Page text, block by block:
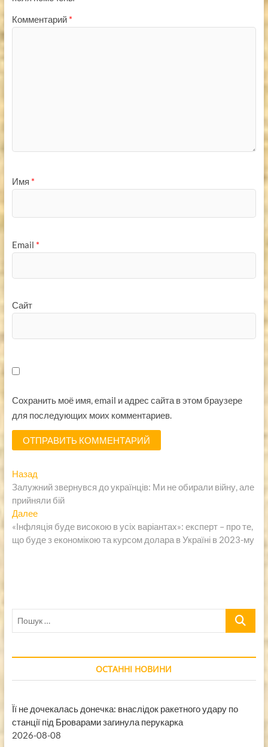
Комментарий *
Имя *
Email *
Сайт
Сохранить моё имя, email и адрес сайта в этом браузере
для последующих моих комментариев.
Навигация
по
записям
НазадПредыдущая
запись:
Залужний звернувся до українців: Ми не обирали війну, але
прийняли бій
ДалееСледующая
запись:
«Інфляція буде високою в усіх варіантах»: експерт – про те,
що буде з економікою та курсом долара в Україні в 2023-му
Пошук
ОСТАННІ НОВИНИ
Її не дочекалась донечка: внаслідок ракетного удару по
станції під Броварами загинула перукарка
2026-08-08